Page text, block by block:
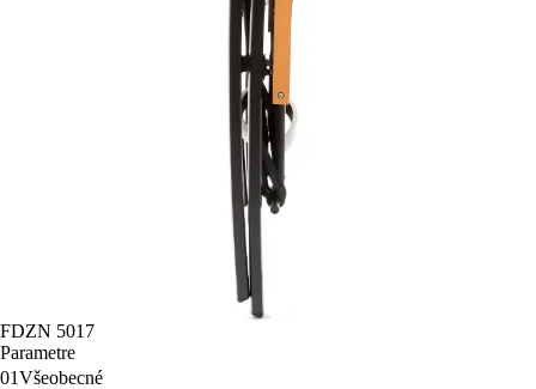
FDZN 5017
Parametre
01Všeobecné